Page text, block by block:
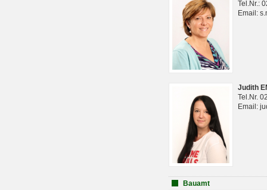
Tel.Nr.:
Email:
Judith
Tel.Nr.
Email:
Bauamt